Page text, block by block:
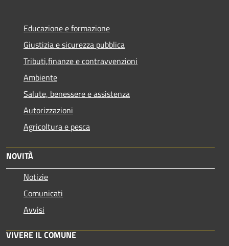
Educazione e formazione
Giustizia e sicurezza pubblica
Tributi,finanze e contravvenzioni
Ambiente
Salute, benessere e assistenza
Autorizzazioni
Agricoltura e pesca
NOVITÀ
Notizie
Comunicati
Avvisi
VIVERE IL COMUNE